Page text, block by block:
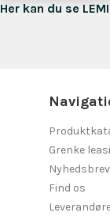
Her kan du se
Grenke
Nyhedsbrev
Find os